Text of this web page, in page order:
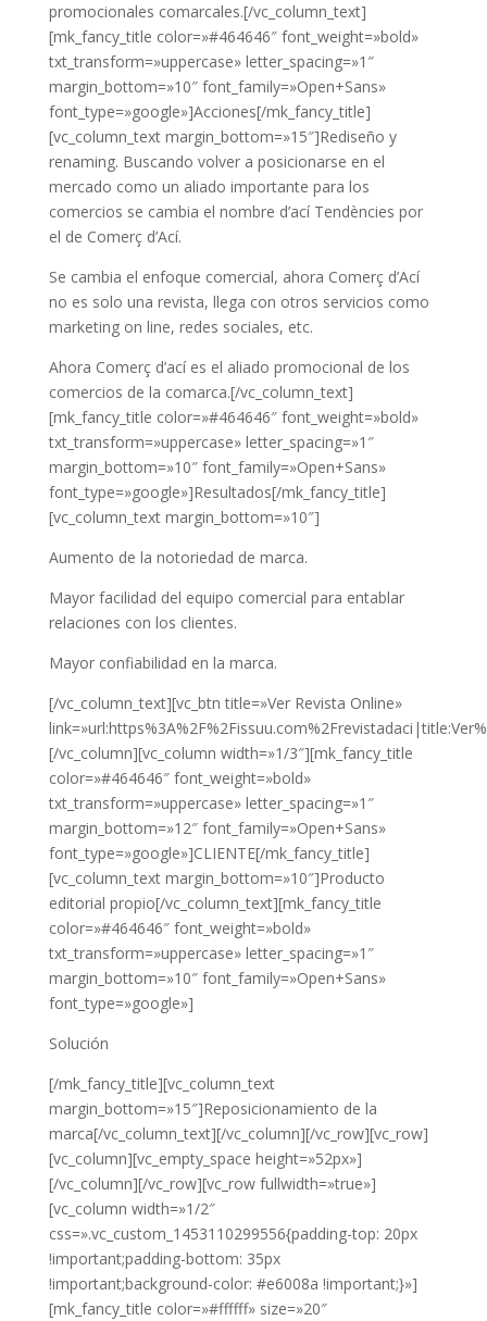
promocionales comarcales.[/vc_column_text]
[mk_fancy_title color=»#464646″ font_weight=»bold»
txt_transform=»uppercase» letter_spacing=»1″
margin_bottom=»10″ font_family=»Open+Sans»
font_type=»google»]Acciones[/mk_fancy_title]
[vc_column_text margin_bottom=»15″]Rediseño y
renaming. Buscando volver a posicionarse en el
mercado como un aliado importante para los
comercios se cambia el nombre d’ací Tendències por
el de Comerç d’Ací.
Se cambia el enfoque comercial, ahora Comerç d’Ací
no es solo una revista, llega con otros servicios como
marketing on line, redes sociales, etc.
Ahora Comerç d’ací es el aliado promocional de los
comercios de la comarca.[/vc_column_text]
[mk_fancy_title color=»#464646″ font_weight=»bold»
txt_transform=»uppercase» letter_spacing=»1″
margin_bottom=»10″ font_family=»Open+Sans»
font_type=»google»]Resultados[/mk_fancy_title]
[vc_column_text margin_bottom=»10″]
Aumento de la notoriedad de marca.
Mayor facilidad del equipo comercial para entablar
relaciones con los clientes.
Mayor confiabilidad en la marca.
[/vc_column_text][vc_btn title=»Ver Revista Online»
[/vc_column][vc_column width=»1/3″][mk_fancy_title
color=»#464646″ font_weight=»bold»
txt_transform=»uppercase» letter_spacing=»1″
margin_bottom=»12″ font_family=»Open+Sans»
font_type=»google»]CLIENTE[/mk_fancy_title]
[vc_column_text margin_bottom=»10″]Producto
editorial propio[/vc_column_text][mk_fancy_title
color=»#464646″ font_weight=»bold»
txt_transform=»uppercase» letter_spacing=»1″
margin_bottom=»10″ font_family=»Open+Sans»
font_type=»google»]
Solución
[/mk_fancy_title][vc_column_text
margin_bottom=»15″]Reposicionamiento de la
marca[/vc_column_text][/vc_column][/vc_row][vc_row]
[vc_column][vc_empty_space height=»52px»]
[/vc_column][/vc_row][vc_row fullwidth=»true»]
[vc_column width=»1/2″
css=».vc_custom_1453110299556{padding-top: 20px
!important;padding-bottom: 35px
!important;background-color: #e6008a !important;}»]
[mk_fancy_title color=»#ffffff» size=»20″